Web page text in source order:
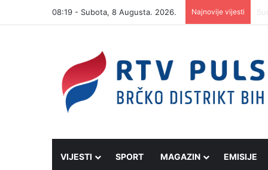
08:19 - Subota, 8 Augusta. 2026. Najnovije vijesti
VIJESTI SPORT MAGAZIN EMISIJE